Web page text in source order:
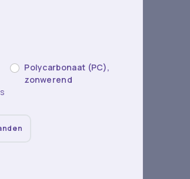
Polycarbonaat (PC),
zonwerend